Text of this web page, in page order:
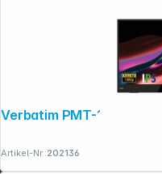
Artikel-Nr.:202136